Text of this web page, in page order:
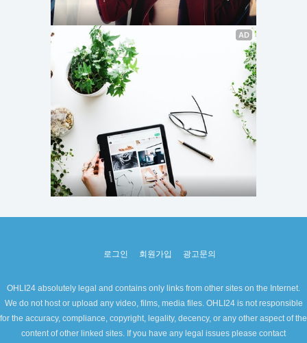
로그인 회원가입 광고문의
OHLI24 absolutely legal and contains only links from other sites on the Internet.
We do not host or upload any video, films, media files. OHLI24 is not responsible
for the accuracy, compliance, copyright, legality, decency, or any other aspect of the
content of other linked sites. If you have any legal issues please contact